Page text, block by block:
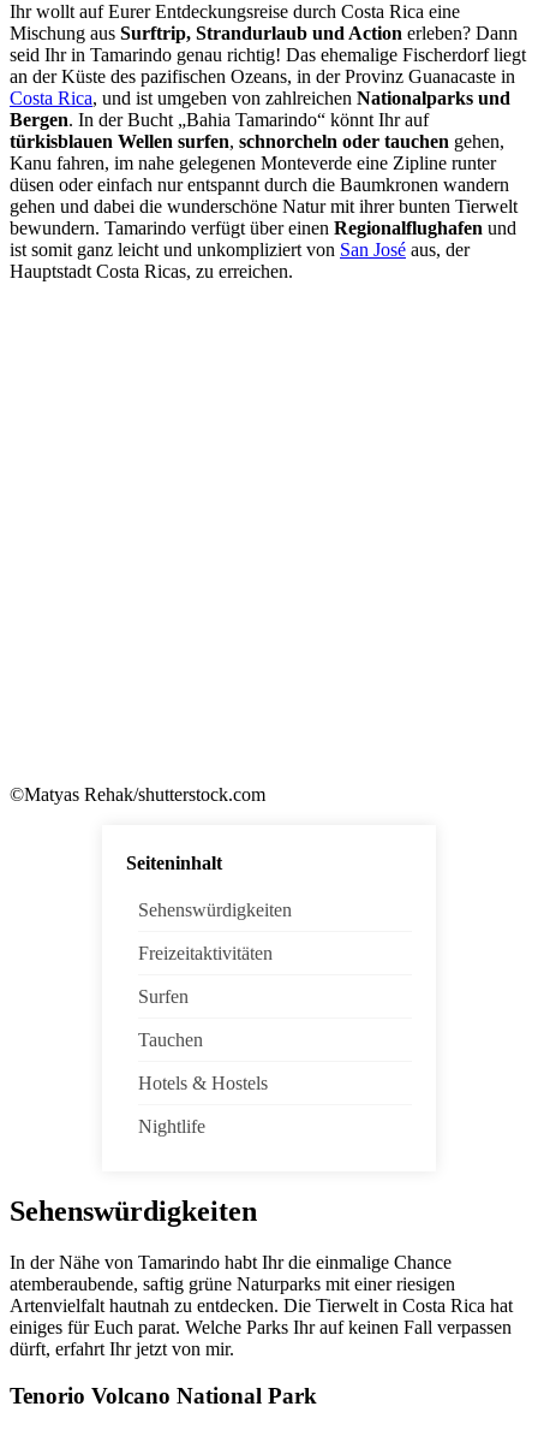
Ihr wollt auf Eurer Entdeckungsreise durch Costa Rica eine
Mischung aus Surftrip, Strandurlaub und Action erleben? Dann
seid Ihr in Tamarindo genau richtig! Das ehemalige Fischerdorf liegt
an der Küste des pazifischen Ozeans, in der Provinz Guanacaste in
Costa Rica, und ist umgeben von zahlreichen Nationalparks und
Bergen. In der Bucht „Bahia Tamarindo“ könnt Ihr auf
türkisblauen Wellen surfen, schnorcheln oder tauchen gehen,
Kanu fahren, im nahe gelegenen Monteverde eine Zipline runter
düsen oder einfach nur entspannt durch die Baumkronen wandern
gehen und dabei die wunderschöne Natur mit ihrer bunten Tierwelt
bewundern. Tamarindo verfügt über einen Regionalflughafen und
ist somit ganz leicht und unkompliziert von San José aus, der
Hauptstadt Costa Ricas, zu erreichen.
©Matyas Rehak/shutterstock.com
Seiteninhalt
Sehenswürdigkeiten
Freizeitaktivitäten
Surfen
Tauchen
Hotels & Hostels
Nightlife
Sehenswürdigkeiten
In der Nähe von Tamarindo habt Ihr die einmalige Chance
atemberaubende, saftig grüne Naturparks mit einer riesigen
Artenvielfalt hautnah zu entdecken. Die Tierwelt in Costa Rica hat
einiges für Euch parat. Welche Parks Ihr auf keinen Fall verpassen
dürft, erfahrt Ihr jetzt von mir.
Tenorio Volcano National Park